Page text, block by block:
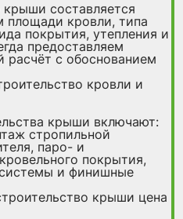
составляется
площади кровли, типа
покрытия, утепления и
предоставляем
с обоснованием
кровли и
крыши включают:
стропильной
паро- и
покрытия,
и финишные
крыши цена